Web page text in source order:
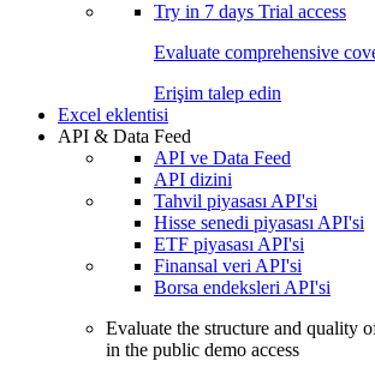
Try in 7 days Trial access
Evaluate comprehensive
Erişim talep edin
Excel eklentisi
API & Data Feed
API ve Data Feed
API dizini
Tahvil piyasası API'si
Hisse senedi piyasası API'si
ETF piyasası API'si
Finansal veri API'si
Borsa endeksleri API'si
Evaluate the structure and quality
in the public demo access